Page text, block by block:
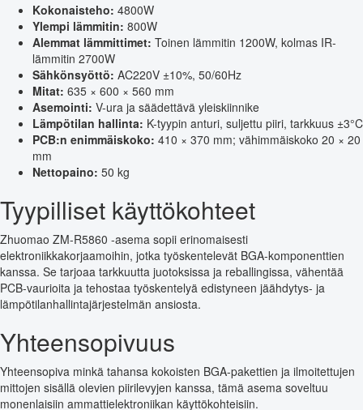
Kokonaisteho: 4800W
Ylempi lämmitin: 800W
Alemmat lämmittimet: Toinen lämmitin 1200W, kolmas IR-
lämmitin 2700W
Sähkönsyöttö: AC220V ±10%, 50/60Hz
Mitat: 635 × 600 × 560 mm
Asemointi: V-ura ja säädettävä yleiskiinnike
Lämpötilan hallinta: K-tyypin anturi, suljettu piiri, tarkkuus ±3°C
PCB:n enimmäiskoko: 410 × 370 mm; vähimmäiskoko 20 × 20
mm
Nettopaino: 50 kg
Tyypilliset käyttökohteet
Zhuomao ZM-R5860 -asema sopii erinomaisesti
elektroniikkakorjaamoihin, jotka työskentelevät BGA-komponenttien
kanssa. Se tarjoaa tarkkuutta juotoksissa ja reballingissa, vähentää
PCB-vaurioita ja tehostaa työskentelyä edistyneen jäähdytys- ja
lämpötilanhallintajärjestelmän ansiosta.
Yhteensopivuus
Yhteensopiva minkä tahansa kokoisten BGA-pakettien ja ilmoitettujen
mittojen sisällä olevien piirilevyjen kanssa, tämä asema soveltuu
monenlaisiin ammattielektroniikan käyttökohteisiin.